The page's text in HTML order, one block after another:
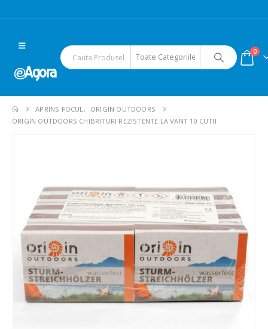
0
APRINS FOCUL,
ORIGIN OUTDOORS
ORIGIN OUTDOORS CHIBRITURI REZISTENTE LA VANT 10 CUTII